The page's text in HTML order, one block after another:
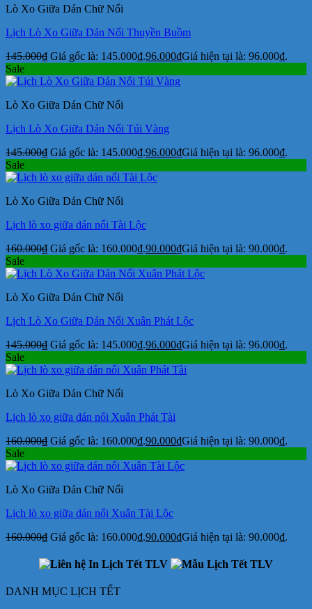
Lò Xo Giữa Dán Chữ Nổi
Lịch Lò Xo Giữa Dán Nổi Thuyền Buồm
145.000₫ Giá gốc là: 145.000₫.96.000₫Giá hiện tại là: 96.000₫.
Sale
Lò Xo Giữa Dán Chữ Nổi
Lịch Lò Xo Giữa Dán Nổi Túi Vàng
145.000₫ Giá gốc là: 145.000₫.96.000₫Giá hiện tại là: 96.000₫.
Sale
Lò Xo Giữa Dán Chữ Nổi
Lịch lò xo giữa dán nổi Tài Lộc
160.000₫ Giá gốc là: 160.000₫.90.000₫Giá hiện tại là: 90.000₫.
Sale
Lò Xo Giữa Dán Chữ Nổi
Lịch Lò Xo Giữa Dán Nổi Xuân Phát Lộc
145.000₫ Giá gốc là: 145.000₫.96.000₫Giá hiện tại là: 96.000₫.
Sale
Lò Xo Giữa Dán Chữ Nổi
Lịch lò xo giữa dán nổi Xuân Phát Tài
160.000₫ Giá gốc là: 160.000₫.90.000₫Giá hiện tại là: 90.000₫.
Sale
Lò Xo Giữa Dán Chữ Nổi
Lịch lò xo giữa dán nổi Xuân Tài Lộc
160.000₫ Giá gốc là: 160.000₫.90.000₫Giá hiện tại là: 90.000₫.
DANH MỤC LỊCH TẾT